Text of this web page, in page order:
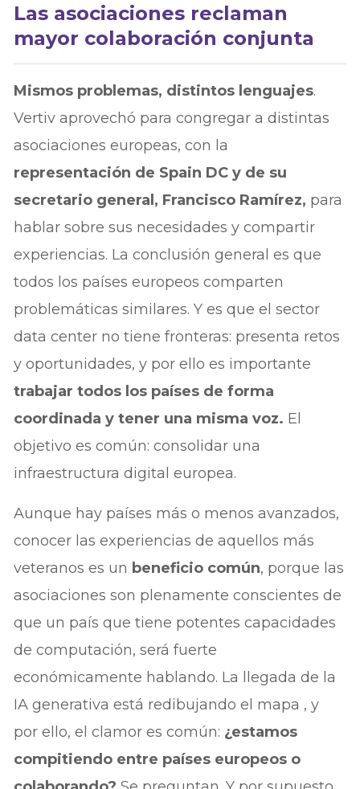
Las asociaciones reclaman
mayor colaboración conjunta
Mismos problemas, distintos lenguajes.
Vertiv aprovechó para congregar a distintas
asociaciones europeas, con la
representación de Spain DC y de su
secretario general, Francisco Ramírez, para
hablar sobre sus necesidades y compartir
experiencias. La conclusión general es que
todos los países europeos comparten
problemáticas similares. Y es que el sector
data center no tiene fronteras: presenta retos
y oportunidades, y por ello es importante
trabajar todos los países de forma
coordinada y tener una misma voz. El
objetivo es común: consolidar una
infraestructura digital europea.
Aunque hay países más o menos avanzados,
conocer las experiencias de aquellos más
veteranos es un beneficio común, porque las
asociaciones son plenamente conscientes de
que un país que tiene potentes capacidades
de computación, será fuerte
económicamente hablando. La llegada de la
IA generativa está redibujando el mapa , y
por ello, el clamor es común: ¿estamos
compitiendo entre países europeos o